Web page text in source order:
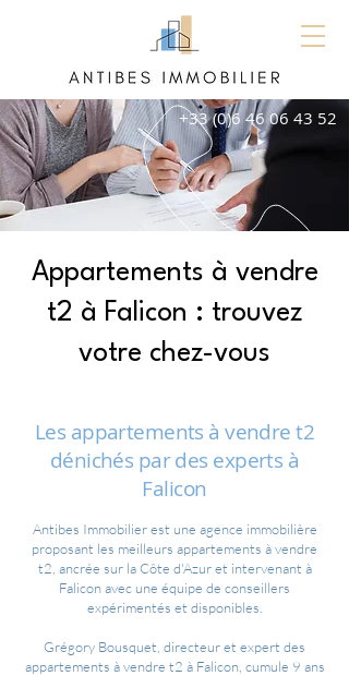
+33 (0)6 46 06 43 52
Appartements à vendre
t2 à Falicon : trouvez
votre chez-vous
Les appartements à vendre t2
dénichés par des experts à
Falicon
Antibes Immobilier est une agence immobilière
proposant les meilleurs appartements à vendre
t2, ancrée sur la Côte d'Azur et intervenant à
Falicon avec une équipe de conseillers
expérimentés et disponibles.
Grégory Bousquet, directeur et expert des
appartements à vendre t2 à Falicon, cumule 9 ans